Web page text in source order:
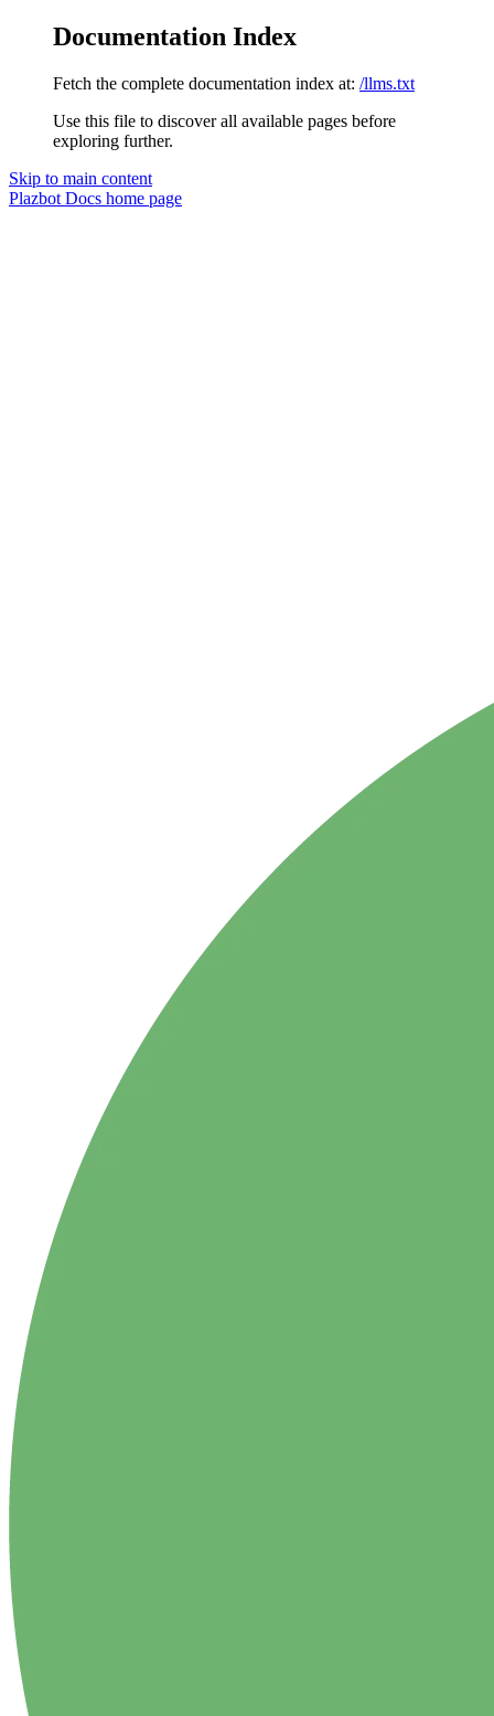
Documentation Index
Fetch the complete documentation index at: /llms.txt
Use this file to discover all available pages before
exploring further.
Skip to main content
Plazbot Docs home page